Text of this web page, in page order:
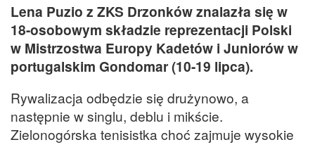
Lena Puzio z ZKS Drzonków znalazła się w
18-osobowym składzie reprezentacji Polski
w Mistrzostwa Europy Kadetów i Juniorów w
portugalskim Gondomar (10-19 lipca).
Rywalizacja odbędzie się drużynowo, a
następnie w singlu, deblu i mikście.
Zielonogórska tenisistka choć zajmuje wysokie